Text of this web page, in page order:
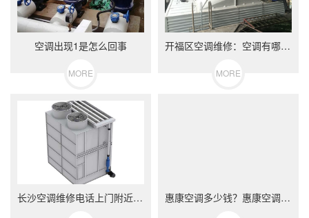
空调出现1是怎么回事
MORE
开福区空调维修：空调有哪些使用误区 空调···
MORE
长沙空调维修电话上门附近40087997··· 惠康空调多少钱？惠康空调价格参考及优越性···